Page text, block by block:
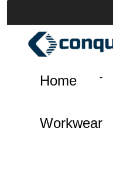
Home
Workwear